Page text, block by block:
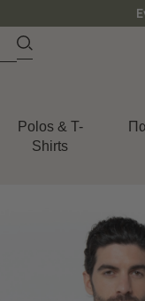
Polos & T-
Shirts